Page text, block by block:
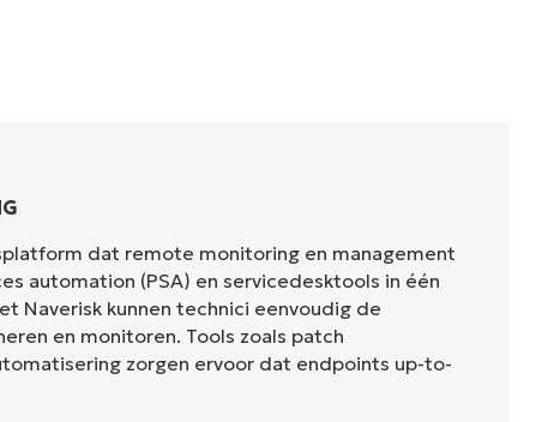
dat remote monitoring en management
automation (PSA) en servicedesktools in één
Naverisk kunnen technici eenvoudig de
en monitoren. Tools zoals patch
zorgen ervoor dat endpoints up-to-